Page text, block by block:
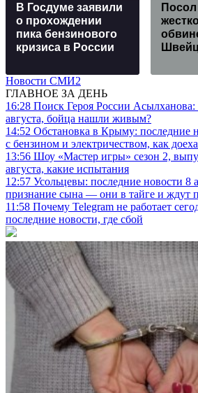
В Госдуме заявили
о прохождении
пика бензинового
кризиса в России
Новости СМИ2
ГЛАВНОЕ ЗА ДЕНЬ
16:28 Поиск Героя России Асылханова:
августа, бойца нашли живым?
14:52 Обстановка в Крыму: последние
с бензином и электричеством, как
13:56 Шоу «Мастер игры» сезон 2,
августа, какие испытания
12:57 Усольцевы: последние новости 8
признание сына — они в тайге и ждут
11:58 Почему Telegram не работает
последние новости, где сбой